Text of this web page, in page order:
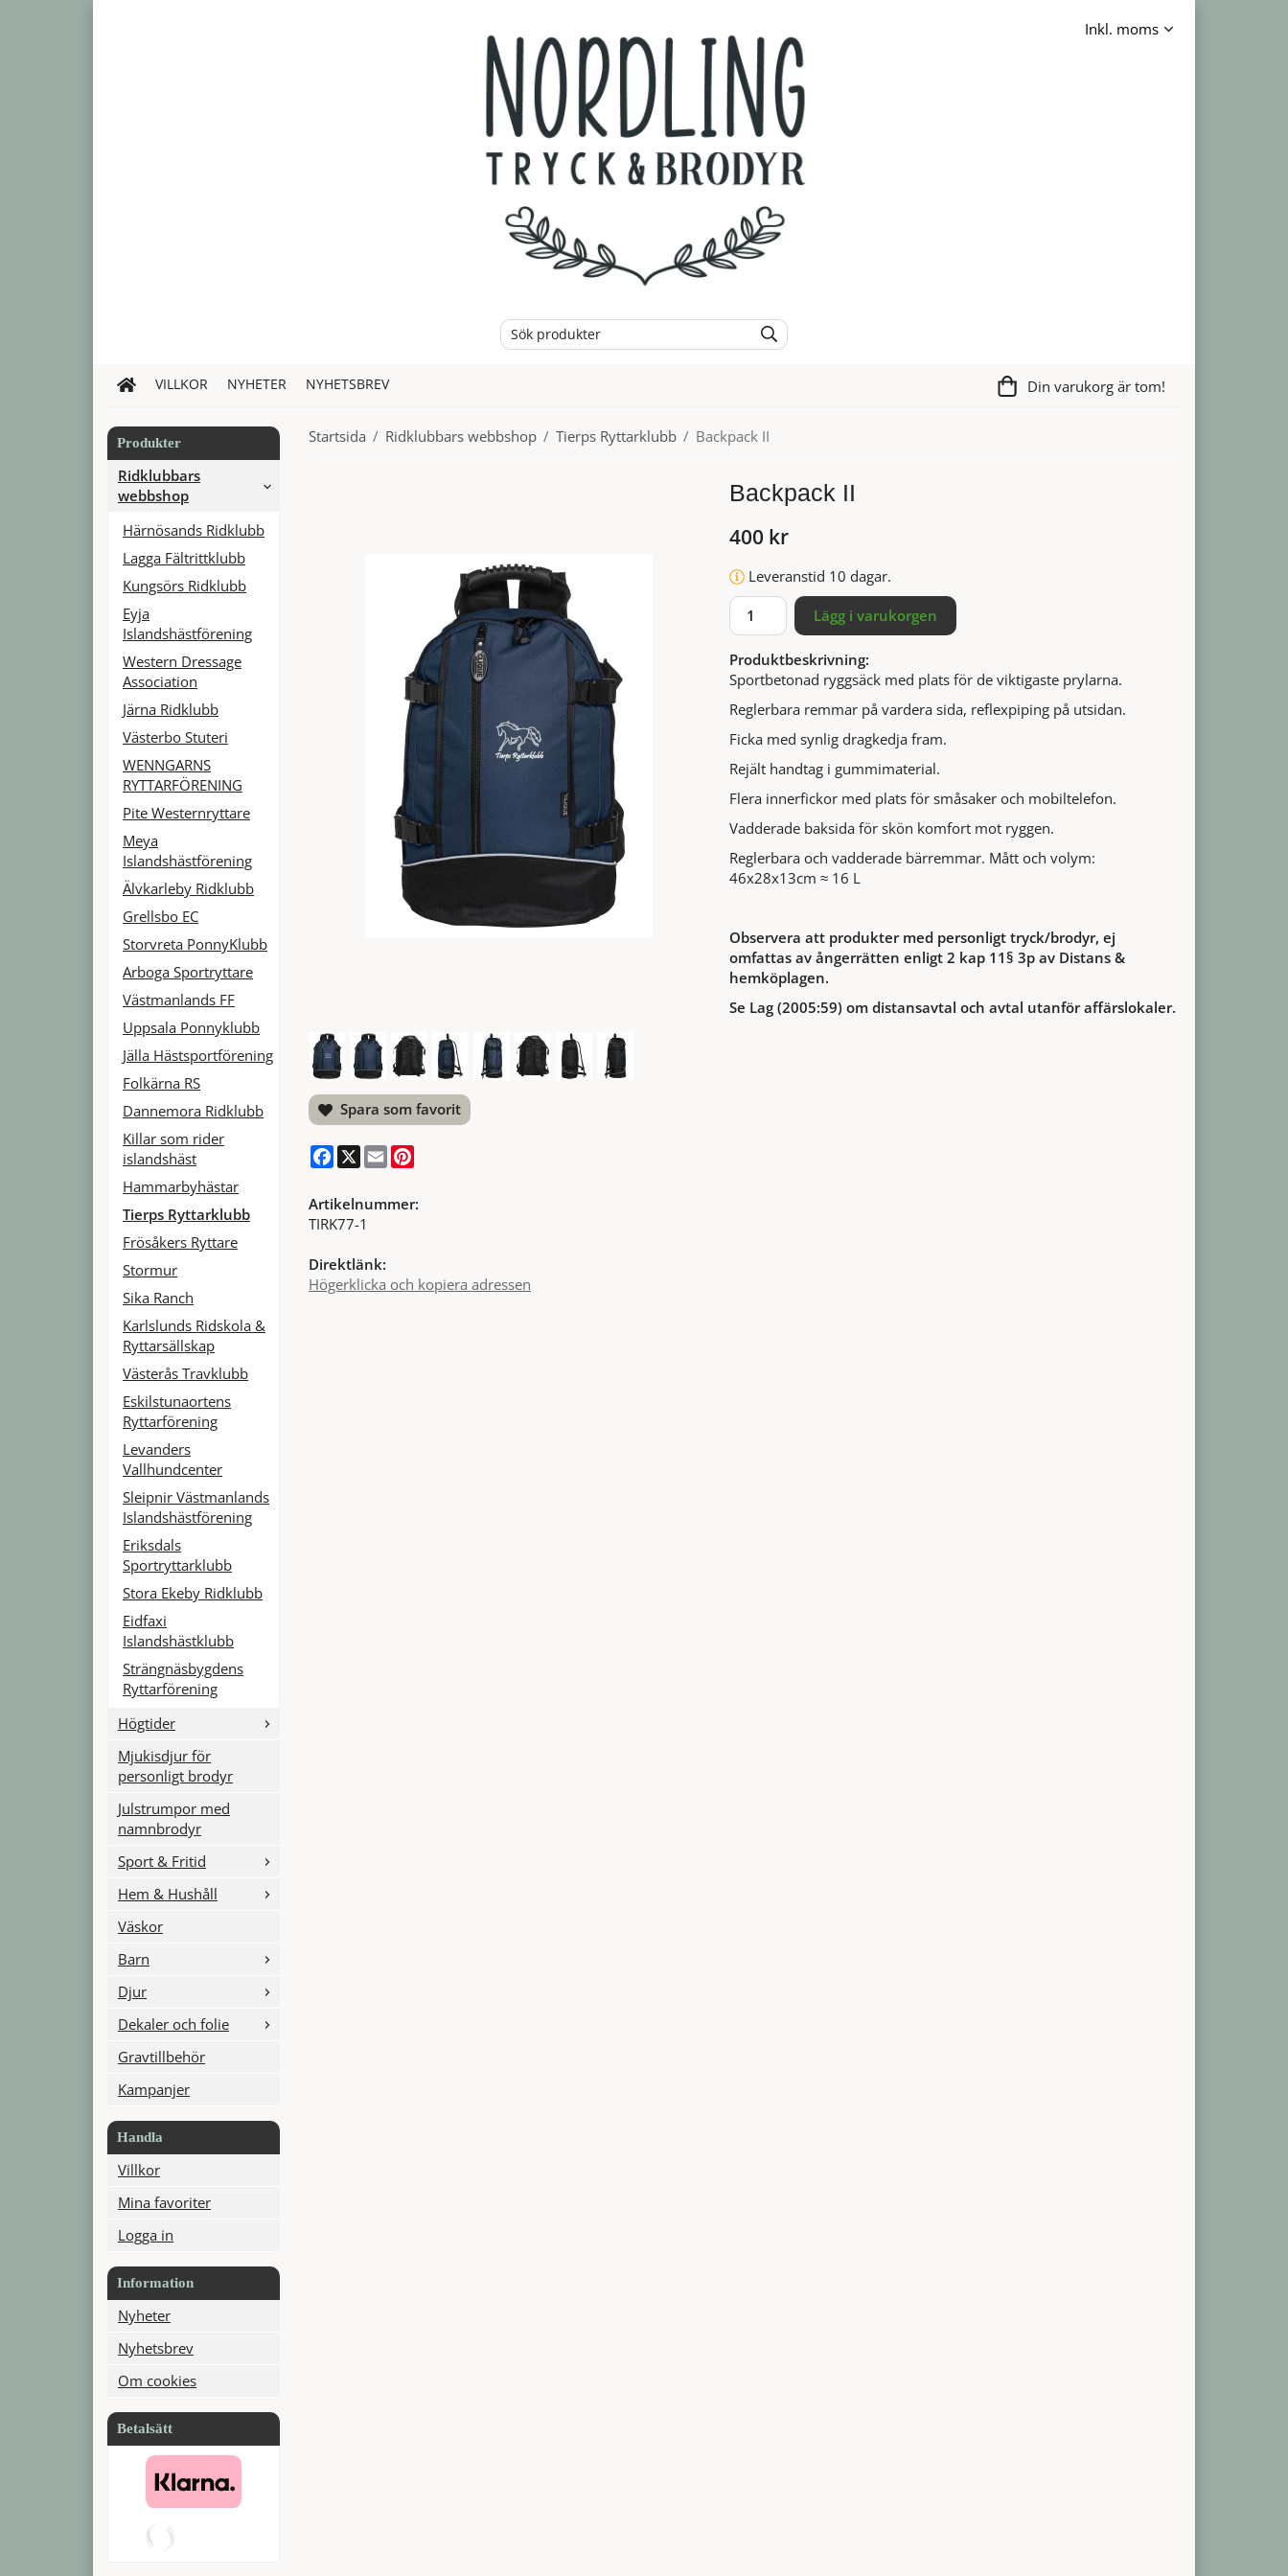
VILLKOR NYHETER NYHETSBREV Din varukorg är tom!
Produkter
Ridklubbars
webbshop
Härnösands Ridklubb
Lagga Fältrittklubb
Kungsörs Ridklubb
Eyja
Islandshästförening
Western Dressage
Association
Järna Ridklubb
Västerbo Stuteri
WENNGARNS
RYTTARFÖRENING
Pite Westernryttare
Meya
Islandshästförening
Älvkarleby Ridklubb
Grellsbo EC
Storvreta PonnyKlubb
Arboga Sportryttare
Västmanlands FF
Uppsala Ponnyklubb
Jälla Hästsportförening
Folkärna RS
Dannemora Ridklubb
Killar som rider
islandshäst
Hammarbyhästar
Tierps Ryttarklubb
Frösåkers Ryttare
Stormur
Sika Ranch
Karlslunds Ridskola &
Ryttarsällskap
Västerås Travklubb
Eskilstunaortens
Ryttarförening
Levanders
Vallhundcenter
Sleipnir Västmanlands
Islandshästförening
Eriksdals
Sportryttarklubb
Stora Ekeby Ridklubb
Eidfaxi
Islandshästklubb
Strängnäsbygdens
Ryttarförening
Högtider
Mjukisdjur för
personligt brodyr
Julstrumpor med
namnbrodyr
Sport & Fritid
Hem & Hushåll
Väskor
Barn
Djur
Dekaler och folie
Gravtillbehör
Kampanjer
Handla
Villkor
Mina favoriter
Logga in
Information
Nyheter
Nyhetsbrev
Om cookies
Betalsätt
Startsida / Ridklubbars webbshop / Tierps Ryttarklubb / Backpack II
Backpack II
400 kr
Leveranstid 10 dagar.
Lägg i varukorgen
Produktbeskrivning:
Sportbetonad ryggsäck med plats för de viktigaste prylarna.
Reglerbara remmar på vardera sida, reflexpiping på utsidan.
Ficka med synlig dragkedja fram.
Rejält handtag i gummimaterial.
Flera innerfickor med plats för småsaker och mobiltelefon.
Vadderade baksida för skön komfort mot ryggen.
Reglerbara och vadderade bärremmar. Mått och volym:
46x28x13cm ≈ 16 L
Observera att produkter med personligt tryck/brodyr, ej
omfattas av ångerrätten enligt 2 kap 11§ 3p av Distans &
hemköplagen.
Se Lag (2005:59) om distansavtal och avtal utanför affärslokaler.
Spara som favorit
Facebook
X Email
Artikelnummer:
TIRK77-1
Direktlänk:
Högerklicka och kopiera adressen